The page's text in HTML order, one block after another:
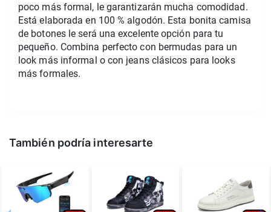
poco más formal, le garantizarán mucha comodidad.
Está elaborada en 100 % algodón. Esta bonita camisa
de botones le será una excelente opción para tu
pequeño. Combina perfecto con bermudas para un
look más informal o con jeans clásicos para looks
más formales.
También podría interesarte